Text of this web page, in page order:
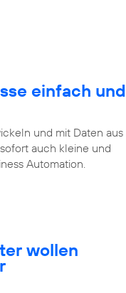
einfach und
und mit Daten aus
auch kleine und
Automation.
wollen